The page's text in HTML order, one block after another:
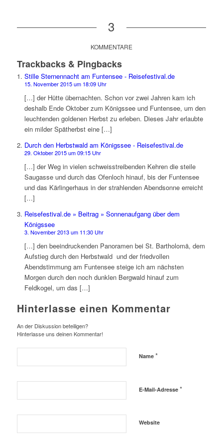
3
KOMMENTARE
Trackbacks & Pingbacks
Stille Sternennacht am Funtensee - Reisefestival.de
15. November 2015 um 18:09 Uhr
[…] der Hütte übernachten. Schon vor zwei Jahren kam ich
deshalb Ende Oktober zum Königssee und Funtensee, um den
leuchtenden goldenen Herbst zu erleben. Dieses Jahr erlaubte
ein milder Spätherbst eine […]
Durch den Herbstwald am Königssee - Reisefestival.de
29. Oktober 2015 um 09:15 Uhr
[…] der Weg in vielen schweisstreibenden Kehren die steile
Saugasse und durch das Ofenloch hinauf, bis der Funtensee
und das Kärlingerhaus in der strahlenden Abendsonne erreicht
[…]
Reisefestival.de » Beitrag » Sonnenaufgang über dem
Königssee
3. November 2013 um 11:30 Uhr
[…] den beeindruckenden Panoramen bei St. Bartholomä, dem
Aufstieg durch den Herbstwald und der friedvollen
Abendstimmung am Funtensee steige ich am nächsten
Morgen durch den noch dunklen Bergwald hinauf zum
Feldkogel, um das […]
Hinterlasse einen Kommentar
An der Diskussion beteiligen?
Hinterlasse uns deinen Kommentar!
Name *
E-Mail-Adresse *
Website